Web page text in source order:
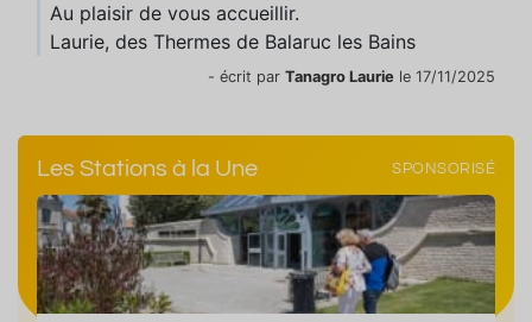
Au plaisir de vous accueillir.
Laurie, des Thermes de Balaruc les Bains
- écrit par Tanagro Laurie le 17/11/2025
Les Stations à la Une SPONSORISÉ